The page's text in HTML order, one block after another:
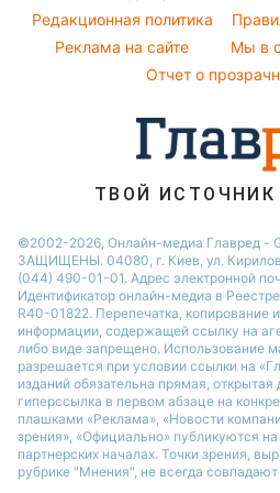
Виталий Козловский
Новости Харькова
Новости Полтавы
Погода на завтра
Пылевая буря
Редакционная политика
Реклама на сайте
Мы в
Отчет о
ТВОЙ ИСТОЧНИК
©2002-2026, Онлайн-медиа Главред -
ЗАЩИЩЕНЫ. 04080, г. Киев, ул.
(044) 490-01-01. Адрес электронной
Идентификатор онлайн-медиа в
R40-01822. Перепечатка, копирование
информации, содержащей ссылку на
либо виде запрещено. Использование
разрешается при условии ссылки на
изданий обязательна прямая,
гиперссылка в первом абзаце на
плашками «Реклама», «Новости
зрения», «Официально» публикуются
партнерских началах. Точки зрения,
рубрике "Мнения", не всегда